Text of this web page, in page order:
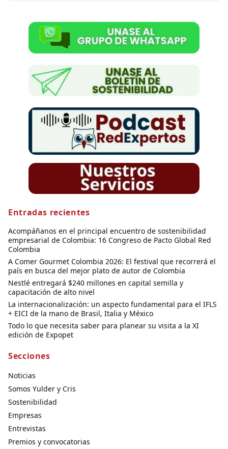
Entradas recientes
Acompáñanos en el principal encuentro de sostenibilidad
empresarial de Colombia: 16 Congreso de Pacto Global Red
Colombia
A Comer Gourmet Colombia 2026: El festival que recorrerá el
país en busca del mejor plato de autor de Colombia
Nestlé entregará $240 millones en capital semilla y
capacitación de alto nivel
La internacionalización: un aspecto fundamental para el IFLS
+ EICI de la mano de Brasil, Italia y México
Todo lo que necesita saber para planear su visita a la XI
edición de Expopet
Secciones
Noticias
Somos Yulder y Cris
Sostenibilidad
Empresas
Entrevistas
Premios y convocatorias